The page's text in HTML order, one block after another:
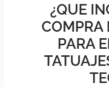
¿QUE
COMPRA
PARA